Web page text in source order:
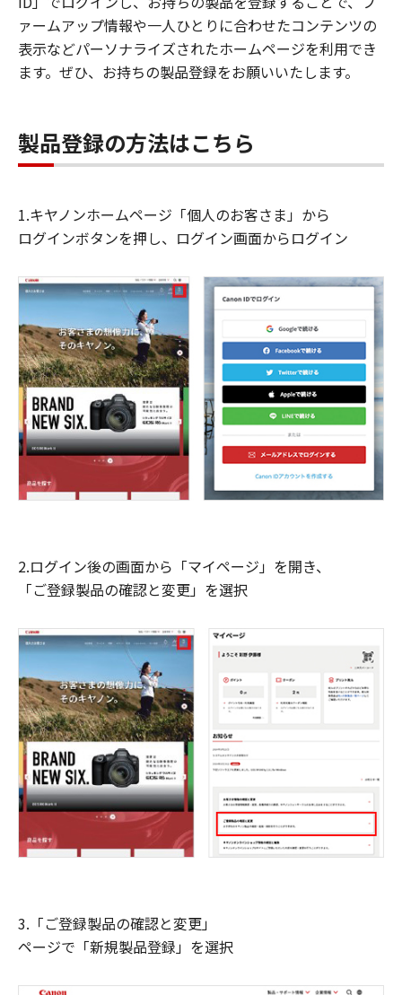
ァームアップ情報や一人ひとりに合わせたコンテンツの
表示などパーソナライズされたホームページを利用でき
ます。ぜひ、お持ちの製品登録をお願いいたします。
製品登録の方法はこちら
1.キヤノンホームページ「個人のお客さま」から
ログインボタンを押し、ログイン画面からログイン
2.ログイン後の画面から「マイページ」を開き、
「ご登録製品の確認と変更」を選択
3.「ご登録製品の確認と変更」
ページで「新規製品登録」を選択